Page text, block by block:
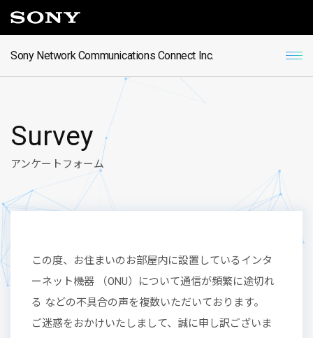
Sony Network Communications Connect Inc.
Survey
アンケートフォーム
この度、お住まいのお部屋内に設置しているインタ
ーネット機器 （ONU）について通信が頻繁に途切れ
る などの不具合の声を複数いただいております。
ご迷惑をおかけいたしまして、誠に申し訳ございま